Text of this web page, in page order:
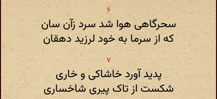
سحرگاهی هوا شد سرد زآن سان
که از سرما به خود لرزید دهقان
پدید آورد خاشاکی و خاری
شکست از تاک پیری شاخساری